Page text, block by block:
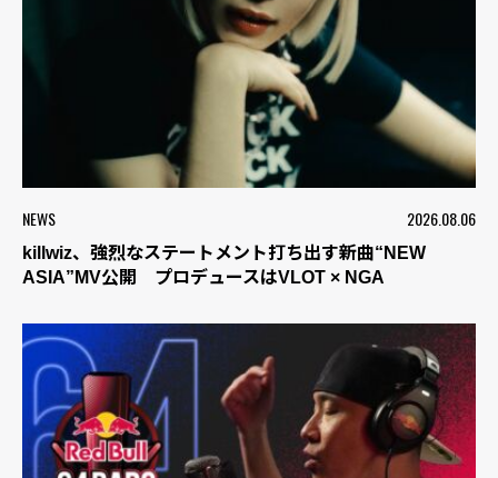
NEWS 2026.08.06
killwiz、強烈なステートメント打ち出す新曲“NEW
ASIA”MV公開 プロデュースはVLOT × NGA